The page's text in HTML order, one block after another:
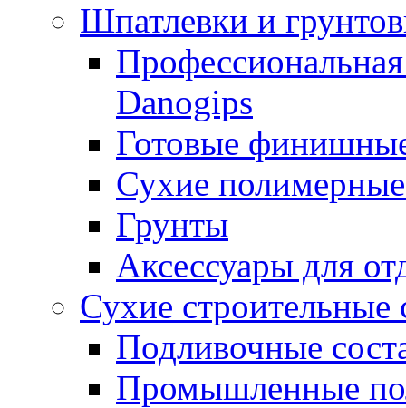
Шпатлевки и
Danogips
Готовые
Сухие
Грунты
Аксессуары для
Сухие строительные
Подливочные
Промышленные